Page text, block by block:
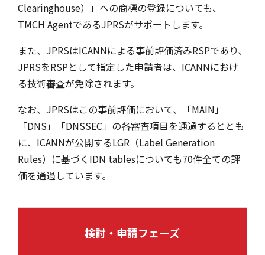
Clearinghouse）」への商標の登録についても、
TMCH AgentであるJPRSがサポートします。
また、JPRSはICANNによる事前評価済みRSPであり、
JPRSをRSPとして指定した申請者は、ICANNにおけ
る技術審査が免除されます。
なお、JPRSはこの事前評価において、「MAIN」
「DNS」「DNSSEC」の各審査項目を通過するととも
に、ICANNが公開するLGR（Label Generation
Rules）に基づくIDN tablesについても70件全ての評
価を通過しています。
検討・申請フェーズ